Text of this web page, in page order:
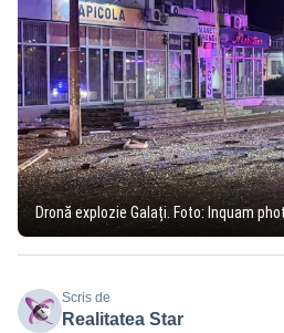
Dronă explozie Galați. Foto: Inquam
Scris de
Realitatea Star